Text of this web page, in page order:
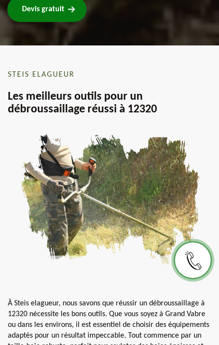
Devis gratuit
STEIS ELAGUEUR
Les meilleurs outils pour un
débroussaillage réussi à 12320
À Steis elagueur, nous savons que réussir un débroussaillage à
12320 nécessite les bons outils. Que vous soyez à Grand Vabre
ou dans les environs, il est essentiel de choisir des équipements
adaptés pour un résultat impeccable. Tout commence par un